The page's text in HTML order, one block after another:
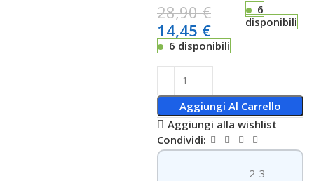
28,90€
14,45 €
6
disponibili
6 disponibili
Aggiungi Al Carrello
Aggiungi alla wishlist
Condividi:
2-3